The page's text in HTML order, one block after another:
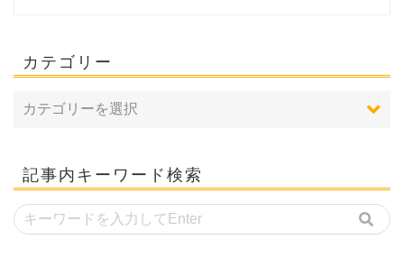
カテゴリー
記事内キーワード検索